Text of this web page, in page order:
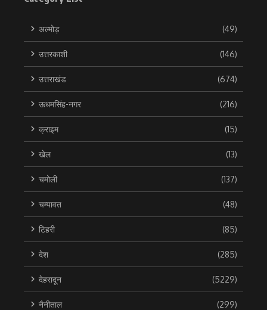
अल्मोड़ (49)
उत्तरकाशी (146)
उत्तराखंड (674)
ऊधमसिंह-नगर (216)
क्राइम (15)
खेल (13)
चमोली (137)
चम्पावत (48)
टिहरी (85)
देश (285)
देहरादून (5229)
नैनीताल (299)